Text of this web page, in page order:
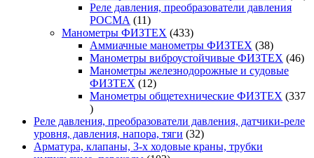
Реле давления, преобразователи давления
РОСМА
1111
товаров
Манометры ФИЗТЕХ 433433
товара
Аммиачные манометры ФИЗТЕХ 3838
товаров
Манометры виброустойчивые ФИЗТЕХ 4646
Манометры железнодорожные и судовые
ФИЗТЕХ
1212
товаров
Манометры общетехнические ФИЗТЕХ 337
337
товаров
Реле давления, преобразователи давления, датчики-реле
уровня, давления, напора, тяги 3232
товара
Арматура, клапаны, 3-х ходовые краны, трубки